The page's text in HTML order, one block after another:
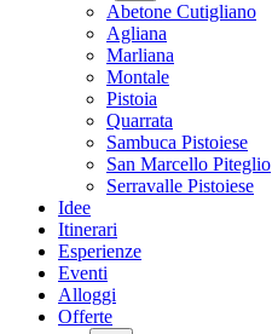
Abetone Cutigliano
Agliana
Marliana
Montale
Pistoia
Quarrata
Sambuca Pistoiese
San Marcello Piteglio
Serravalle Pistoiese
Idee
Itinerari
Esperienze
Eventi
Alloggi
Offerte